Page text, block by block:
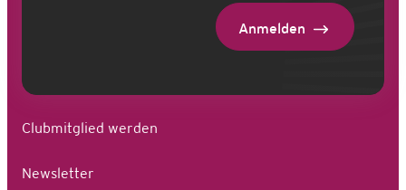
Anmelden
Clubmitglied werden
Newsletter